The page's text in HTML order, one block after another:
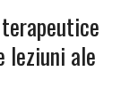
leziuni ale